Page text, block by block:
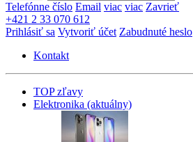
Telefónne číslo Email viac viac Zavrieť
+421 2 33 070 612
Prihlásiť sa Vytvoriť účet Zabudnuté heslo
Kontakt
TOP zľavy
Elektronika (aktuálny)